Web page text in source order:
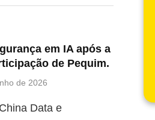
em IA após a
de Pequim.
de 2026
Data e